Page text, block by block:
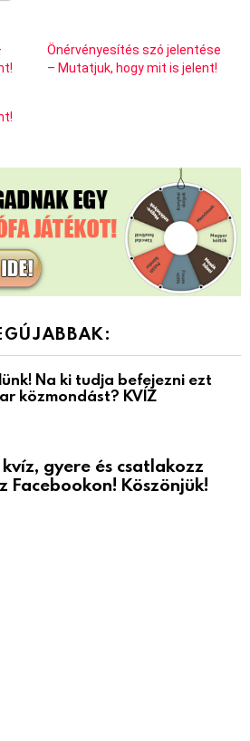
Önérvényesítés szó jelentése
– Mutatjuk, hogy mit is jelent!
Na ki tudja befejezni ezt
közmondást? KVÍZ
gyere és csatlakozz
Facebookon! Köszönjük!